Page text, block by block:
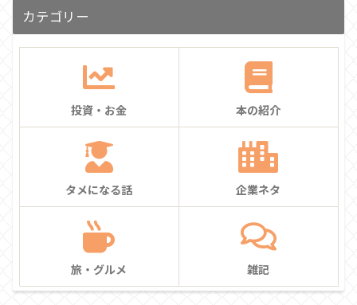
カテゴリー
投資・お金 本の紹介
タメになる話 企業ネタ
旅・グルメ 雑記